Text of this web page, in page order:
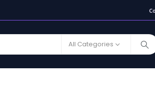
All Categories